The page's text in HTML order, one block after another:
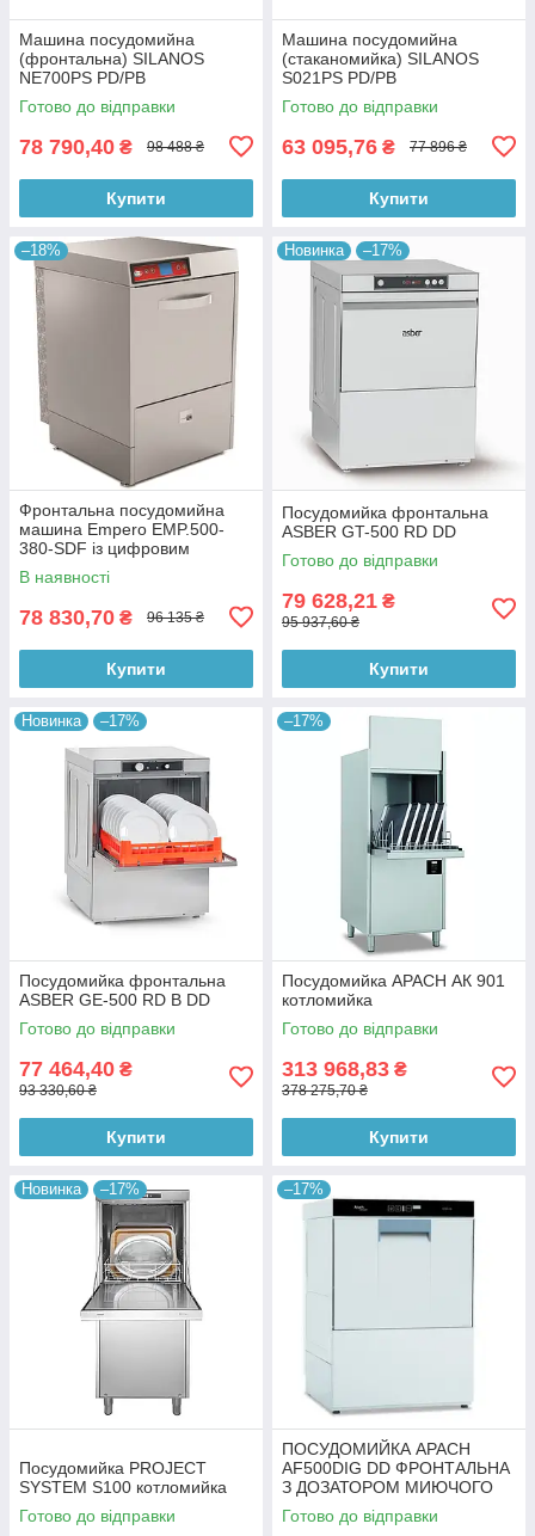
Машина посудомийна
(фронтальна) SILANOS
NE700PS PD/PB
Готово до відправки
78 790,40 ₴ 98 488 ₴
Купити
Машина посудомийна
(стаканомийка) SILANOS
S021PS PD/PB
Готово до відправки
63 095,76 ₴ 77 896 ₴
Купити
–18%
Фронтальна посудомийна
машина Empero EMP.500-
380-SDF із цифровим
дисплеєм керування
В наявності
78 830,70 ₴ 96 135 ₴
Купити
Новинка –17%
Посудомийка фронтальна
ASBER GT-500 RD DD
Готово до відправки
79 628,21 ₴
95 937,60 ₴
Купити
Новинка –17%
Посудомийка фронтальна
ASBER GE-500 RD B DD
Готово до відправки
77 464,40 ₴
93 330,60 ₴
Купити
–17%
Посудомийка APACH АК 901
котломийка
Готово до відправки
313 968,83 ₴
378 275,70 ₴
Купити
Новинка –17%
Посудомийка PROJECT
SYSTEM S100 котломийка
Готово до відправки
–17%
ПОСУДОМИЙКА APACH
AF500DIG DD ФРОНТАЛЬНА
З ДОЗАТОРОМ МИЮЧОГО
ЗАСОБУ ЕЛЕКТРОННА
ПАНЕЛЬ КЕРУВАННЯ
Готово до відправки